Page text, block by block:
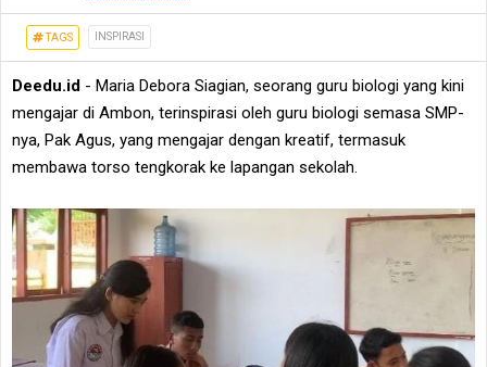
TAGS INSPIRASI
Deedu.id - Maria Debora Siagian, seorang guru biologi yang kini
mengajar di Ambon, terinspirasi oleh guru biologi semasa SMP-
nya, Pak Agus, yang mengajar dengan kreatif, termasuk
membawa torso tengkorak ke lapangan sekolah.